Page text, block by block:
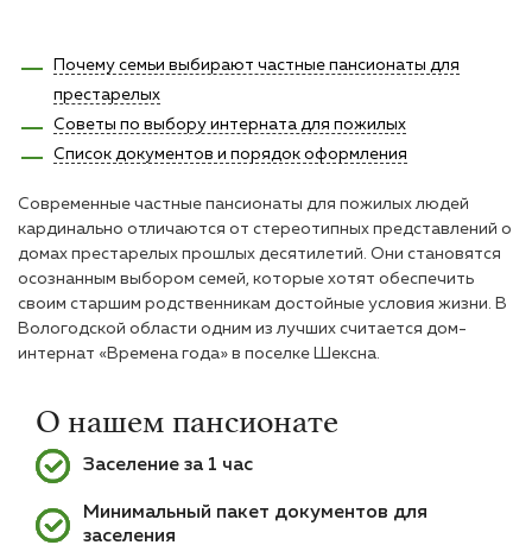
Почему семьи выбирают частные пансионаты для
престарелых
Советы по выбору интерната для пожилых
Список документов и порядок оформления
Современные частные пансионаты для пожилых людей
кардинально отличаются от стереотипных представлений о
домах престарелых прошлых десятилетий. Они становятся
осознанным выбором семей, которые хотят обеспечить
своим старшим родственникам достойные условия жизни. В
Вологодской области одним из лучших считается дом-
интернат «Времена года» в поселке Шексна.
О нашем пансионате
Заселение за 1 час
Минимальный пакет документов для
заселения